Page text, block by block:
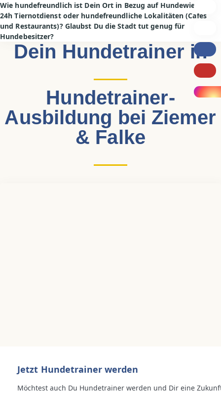
Wie hundefreundlich ist Dein Ort in Bezug auf Hundewiesen,
24h Tiernotdienst oder hundefreundliche Lokalitäten (Cafés
und Restaurants)? Glaubst Du die Stadt tut genug für
Hundebesitzer?
Dein Hundetrainer in
Hundetrainer-
Ausbildung bei Ziemer
& Falke
Jetzt Hundetrainer werden
Möchtest auch Du Hundetrainer werden und Dir eine